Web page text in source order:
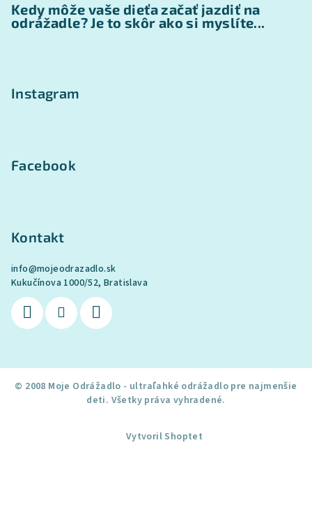
Kedy môže vaše dieťa začať jazdiť na
odrážadle? Je to skôr ako si myslíte...
Instagram
Facebook
Kontakt
info@mojeodrazadlo.sk
Kukučínova 1000/52, Bratislava
Vytvoril Shoptet